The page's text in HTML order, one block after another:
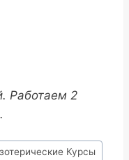
Работаем 2
Курсы